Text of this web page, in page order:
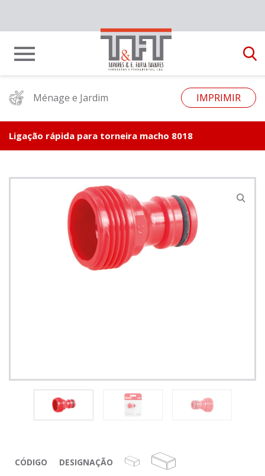
Ménage e Jardim IMPRIMIR
Ligação rápida para torneira macho 8018
CÓDIGO DESIGNAÇÃO